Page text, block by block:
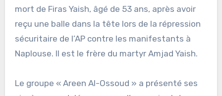
mort de Firas Yaish, âgé de 53 ans, après avoir
reçu une balle dans la tête lors de la répression
sécuritaire de l’AP contre les manifestants à
Naplouse. Il est le frère du martyr Amjad Yaish.
Le groupe « Areen Al-Ossoud » a présenté ses